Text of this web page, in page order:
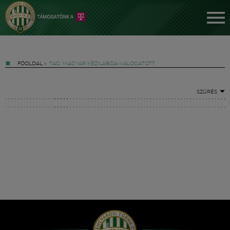
FŐOLDAL » TAG: MAGYAR KÉZILABDA-VÁLOGATOTT
SZŰRÉS
Hírek